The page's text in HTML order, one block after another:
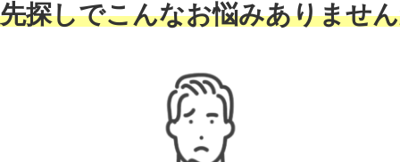
探しでこんなお悩みありませ